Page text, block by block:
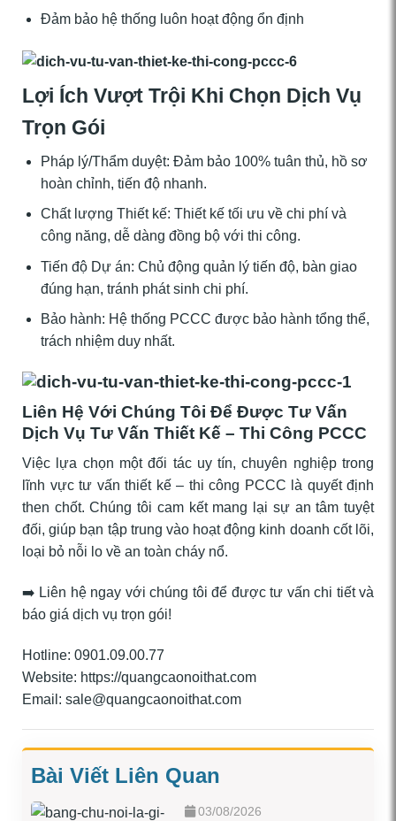
Đảm bảo hệ thống luôn hoạt động ổn định
Lợi Ích Vượt Trội Khi Chọn Dịch Vụ
Trọn Gói
Pháp lý/Thẩm duyệt: Đảm bảo 100% tuân thủ, hồ sơ
hoàn chỉnh, tiến độ nhanh.
Chất lượng Thiết kế: Thiết kế tối ưu về chi phí và
công năng, dễ dàng đồng bộ với thi công.
Tiến độ Dự án: Chủ động quản lý tiến độ, bàn giao
đúng hạn, tránh phát sinh chi phí.
Bảo hành: Hệ thống PCCC được bảo hành tổng thể,
trách nhiệm duy nhất.
Liên Hệ Với Chúng Tôi Để Được Tư Vấn
Dịch Vụ Tư Vấn Thiết Kế – Thi Công PCCC
Việc lựa chọn một đối tác uy tín, chuyên nghiệp trong
lĩnh vực tư vấn thiết kế – thi công PCCC là quyết định
then chốt. Chúng tôi cam kết mang lại sự an tâm tuyệt
đối, giúp bạn tập trung vào hoạt động kinh doanh cốt lõi,
loại bỏ nỗi lo về an toàn cháy nổ.
➡️ Liên hệ ngay với chúng tôi để được tư vấn chi tiết và
báo giá dịch vụ trọn gói!
Hotline: 0901.09.00.77
Website: https://quangcaonoithat.com
Email: sale@quangcaonoithat.com
Bài Viết Liên Quan
03/08/2026